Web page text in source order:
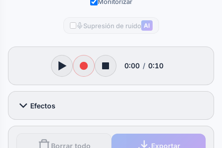
Supresión de ruido AI
0:00 / 0:10
Efectos
Borrar todo Exportar